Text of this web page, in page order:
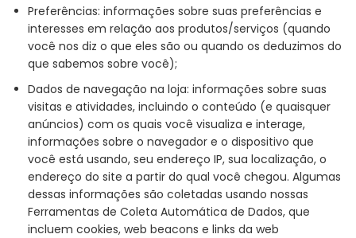
Preferências: informações sobre suas preferências e
interesses em relação aos produtos/serviços (quando
você nos diz o que eles são ou quando os deduzimos do
que sabemos sobre você);
Dados de navegação na loja: informações sobre suas
visitas e atividades, incluindo o conteúdo (e quaisquer
anúncios) com os quais você visualiza e interage,
informações sobre o navegador e o dispositivo que
você está usando, seu endereço IP, sua localização, o
endereço do site a partir do qual você chegou. Algumas
dessas informações são coletadas usando nossas
Ferramentas de Coleta Automática de Dados, que
incluem cookies, web beacons e links da web